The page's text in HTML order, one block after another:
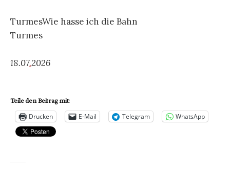
TurmesWie hasse ich die Bahn
Turmes
18.07.2026
Teile den Beitrag mit:
Drucken E-Mail Telegram WhatsApp